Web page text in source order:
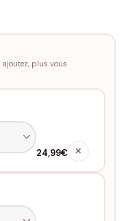
ajoutez, plus vous
24,99€ ✕